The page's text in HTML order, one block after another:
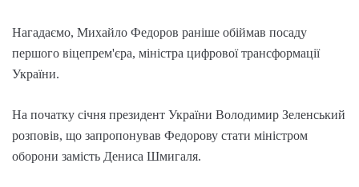
Нагадаємо, Михайло Федоров раніше обіймав посаду
першого віцепрем'єра, міністра цифрової трансформації
України.
На початку січня президент України Володимир Зеленський
розповів, що запропонував Федорову стати міністром
оборони замість Дениса Шмигаля.